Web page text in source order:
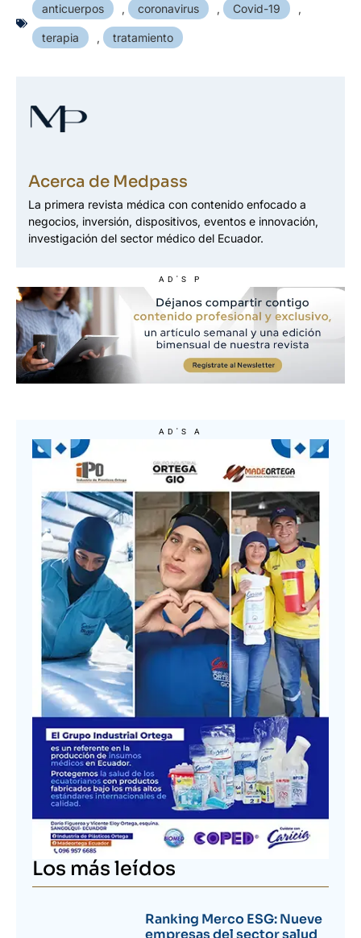
anticuerpos , coronavirus , Covid-19 ,
terapia , tratamiento
Acerca de Medpass
La primera revista médica con contenido enfocado a
negocios, inversión, dispositivos, eventos e innovación,
investigación del sector médico del Ecuador.
AD'S P
AD'S A
Los más leídos
Ranking Merco ESG: Nueve
empresas del sector salud